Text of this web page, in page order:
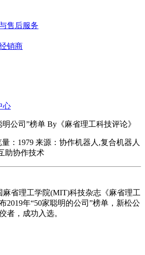
售后服务
销商
心
公司”榜单 By《麻省理工科技评论》
：1979 来源：协作机器人,复合机器人
助协作技术
麻省理工学院(MIT)科技杂志《麻省理工
2019年“50家聪明的公司”榜单，新松公
者，成功入选。